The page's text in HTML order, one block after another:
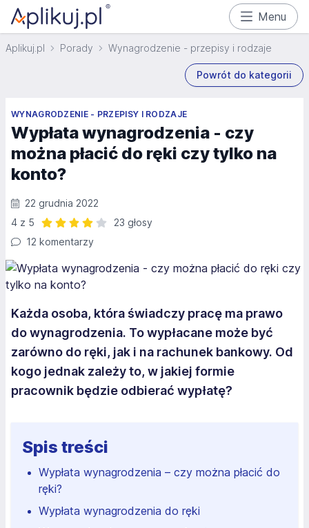
Menu
Aplikuj.pl Porady Wynagrodzenie - przepisy i rodzaje
Powrót do kategorii
WYNAGRODZENIE - PRZEPISY I RODZAJE
Wypłata wynagrodzenia - czy
można płacić do ręki czy tylko na
konto?
22 grudnia 2022
4 z 5
23 głosy
12 komentarzy
Każda osoba, która świadczy pracę ma prawo
do wynagrodzenia. To wypłacane może być
zarówno do ręki, jak i na rachunek bankowy. Od
kogo jednak zależy to, w jakiej formie
pracownik będzie odbierać wypłatę?
Spis treści
Wypłata wynagrodzenia – czy można płacić do
ręki?
Wypłata wynagrodzenia do ręki